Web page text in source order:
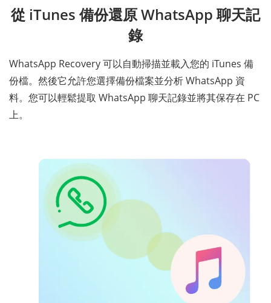
從 iTunes 備份還原 WhatsApp 聊天記
錄
WhatsApp Recovery 可以自動掃描並載入您的 iTunes 備
份檔。然後它允許您選擇備份檔案並分析 WhatsApp 資
料。您可以輕鬆提取 WhatsApp 聊天記錄並將其保存在 PC
上。